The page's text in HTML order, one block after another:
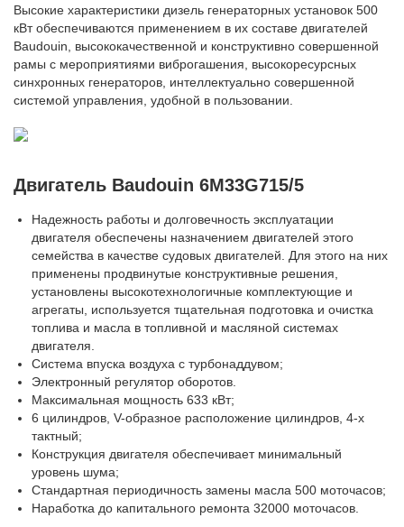
Высокие характеристики дизель генераторных установок 500
кВт обеспечиваются применением в их составе двигателей
Baudouin, высококачественной и конструктивно совершенной
рамы с мероприятиями виброгашения, высокоресурсных
синхронных генераторов, интеллектуально совершенной
системой управления, удобной в пользовании.
Двигатель Baudouin 6M33G715/5
Надежность работы и долговечность эксплуатации
двигателя обеспечены назначением двигателей этого
семейства в качестве судовых двигателей. Для этого на них
применены продвинутые конструктивные решения,
установлены высокотехнологичные комплектующие и
агрегаты, используется тщательная подготовка и очистка
топлива и масла в топливной и масляной системах
двигателя.
Система впуска воздуха с турбонаддувом;
Электронный регулятор оборотов.
Максимальная мощность 633 кВт;
6 цилиндров, V-образное расположение цилиндров, 4-х
тактный;
Конструкция двигателя обеспечивает минимальный
уровень шума;
Стандартная периодичность замены масла 500 моточасов;
Наработка до капитального ремонта 32000 моточасов.